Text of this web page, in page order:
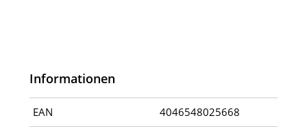
Informationen
EAN 4046548025668